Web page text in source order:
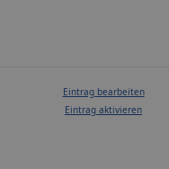
Eintrag bearbeiten
Eintrag aktivieren